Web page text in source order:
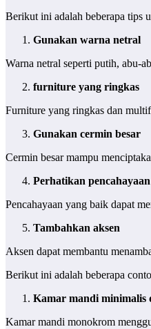
Berikut ini adalah beberapa tips
Gunakan warna netral
Warna netral seperti putih, abu-
furniture yang ringkas
Furniture yang ringkas dan
Gunakan cermin besar
Cermin besar mampu
Perhatikan pencahayaan
Pencahayaan yang baik dapat
Tambahkan aksen
Aksen dapat membantu
Berikut ini adalah beberapa
Kamar mandi minimalis
Kamar mandi monokrom